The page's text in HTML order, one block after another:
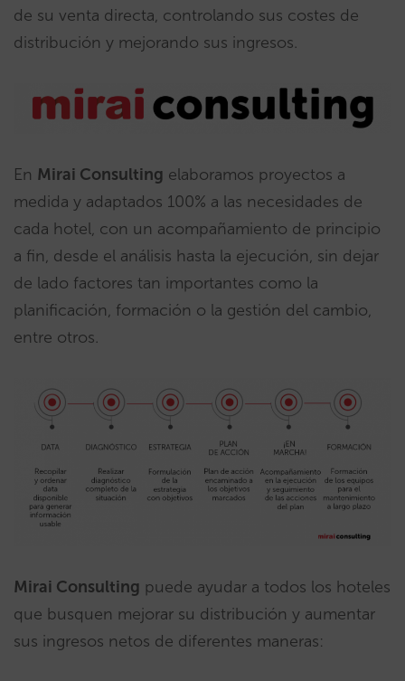
de su venta directa, controlando sus costes de
distribución y mejorando sus ingresos.
En Mirai Consulting elaboramos proyectos a
medida y adaptados 100% a las necesidades de
cada hotel, con un acompañamiento de principio
a fin, desde el análisis hasta la ejecución, sin dejar
de lado factores tan importantes como la
planificación, formación o la gestión del cambio,
entre otros.
Mirai Consulting puede ayudar a todos los hoteles
que busquen mejorar su distribución y aumentar
sus ingresos netos de diferentes maneras: